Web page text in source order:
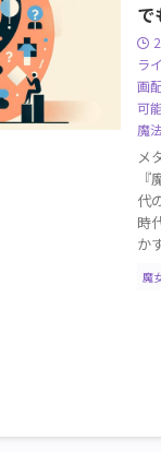
で
ラ
画
可
魔
メ
代
時
か
魔